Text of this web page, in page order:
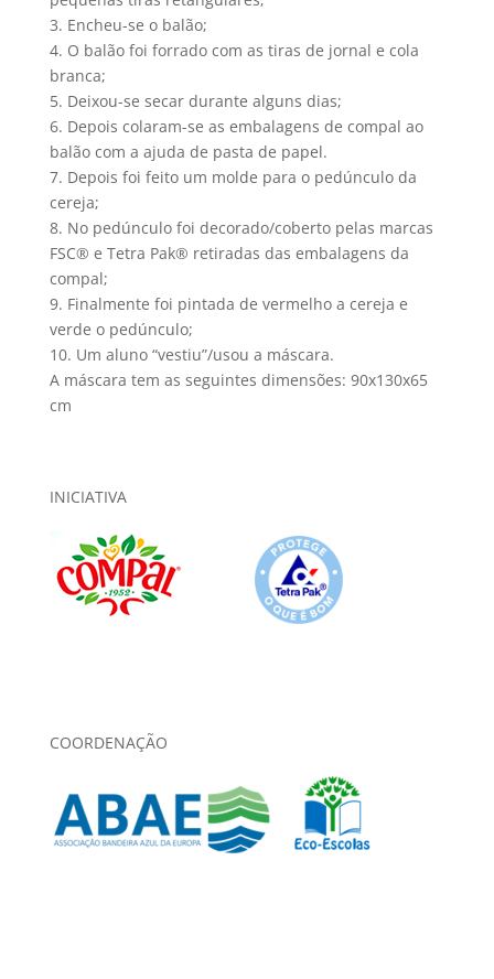
3. Encheu-se o balão;
4. O balão foi forrado com as tiras de jornal e cola
branca;
5. Deixou-se secar durante alguns dias;
6. Depois colaram-se as embalagens de compal ao
balão com a ajuda de pasta de papel.
7. Depois foi feito um molde para o pedúnculo da
cereja;
8. No pedúnculo foi decorado/coberto pelas marcas
FSC® e Tetra Pak® retiradas das embalagens da
compal;
9. Finalmente foi pintada de vermelho a cereja e
verde o pedúnculo;
10. Um aluno “vestiu”/usou a máscara.
A máscara tem as seguintes dimensões: 90x130x65
cm
INICIATIVA
COORDENAÇÃO